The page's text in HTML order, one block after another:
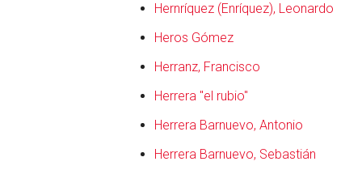
en
Hernríquez (Enríquez), Leonardo
Heros Gómez
Herranz, Francisco
Herrera "el rubio"
Herrera Barnuevo, Antonio
Herrera Barnuevo, Sebastián